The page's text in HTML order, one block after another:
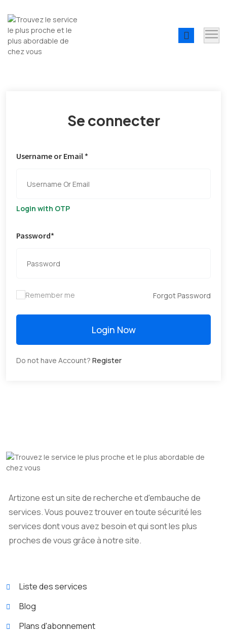
Se connecter
Username or Email *
Login with OTP
Password*
Remember me Forgot Password
Login Now
Do not have Account? Register
Artizone est un site de recherche et d'embauche de
services. Vous pouvez trouver en toute sécurité les
services dont vous avez besoin et qui sont les plus
proches de vous grâce à notre site.
Liste des services
Blog
Plans d'abonnement